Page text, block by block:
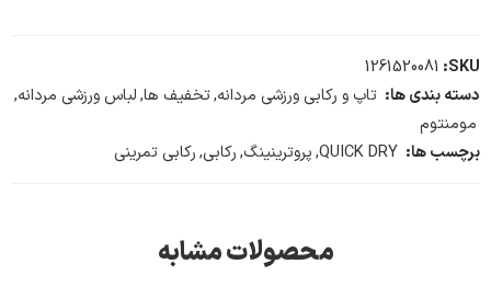
SKU:
1261520081
دسته بندی ها: تاپ و رکابی ورزشی مردانه,تخفیف ها,لباس ورزشی مردانه,
مومنتوم
برچسب ها: QUICK DRY
,پروترینینگ,رکابی,رکابی تمرینی
محصولات مشابه